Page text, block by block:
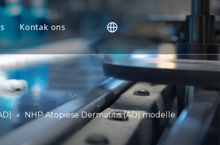
Kontak ons
» NHP Atopiese Dermatitis (AD) modelle